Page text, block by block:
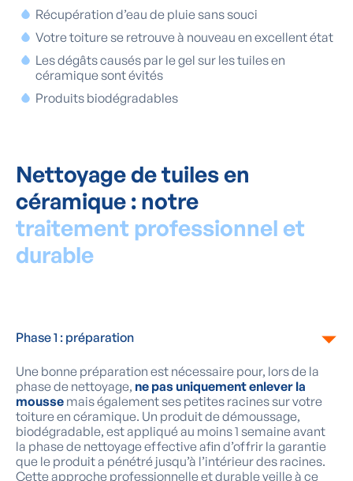
Récupération d’eau de pluie sans souci
Votre toiture se retrouve à nouveau en excellent état
Les dégâts causés par le gel sur les tuiles en
céramique sont évités
Produits biodégradables
Nettoyage de tuiles en
céramique : notre
traitement professionnel et
durable
Phase 1 : préparation
Une bonne préparation est nécessaire pour, lors de la
phase de nettoyage, ne pas uniquement enlever la
mousse mais également ses petites racines sur votre
toiture en céramique. Un produit de démoussage,
biodégradable, est appliqué au moins 1 semaine avant
la phase de nettoyage effective afin d’offrir la garantie
que le produit a pénétré jusqu’à l’intérieur des racines.
Cette approche professionnelle et durable veille à ce